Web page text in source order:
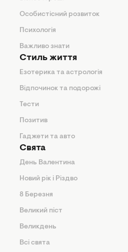
Особистісний розвиток
Психологія
Важливо знати
Стиль життя
Езотерика та астрологія
Відпочинок та подорожі
Тести
Позитив
Гаджети та авто
Свята
День Валентина
Новий рік і Різдво
8 Березня
Великий піст
Великдень
Всі свята